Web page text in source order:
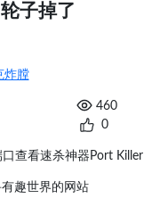
子掉了
炸膛
460
0
查看速杀神器Port Killer
趣世界的网站